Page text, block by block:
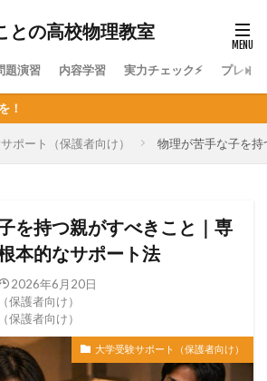
との高校物理教室
題演習 内容学習 実力チェック⚡ プレミ
ポート（保護者向け） 物理が苦手な子を
を持つ親がすべきこと｜専
本的なサポート法
2026年6月20日
保護者向け）
保護者向け）
大学受験サポート（保護者向け）